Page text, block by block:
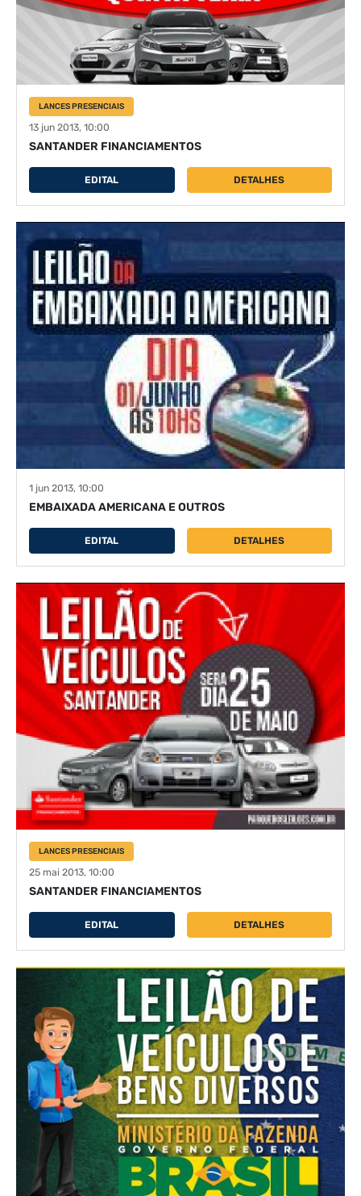
LANCES PRESENCIAIS
13 jun 2013, 10:00
SANTANDER FINANCIAMENTOS
EDITAL DETALHES
1 jun 2013, 10:00
EMBAIXADA AMERICANA E OUTROS
EDITAL DETALHES
LANCES PRESENCIAIS
25 mai 2013, 10:00
SANTANDER FINANCIAMENTOS
EDITAL DETALHES